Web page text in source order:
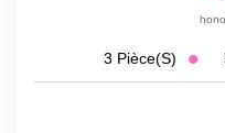
3 Pièce(s)